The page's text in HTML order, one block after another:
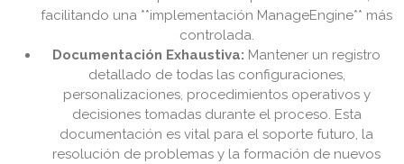
facilitando una **implementación ManageEngine** más
controlada.
Documentación Exhaustiva: Mantener un registro
detallado de todas las configuraciones,
personalizaciones, procedimientos operativos y
decisiones tomadas durante el proceso. Esta
documentación es vital para el soporte futuro, la
resolución de problemas y la formación de nuevos